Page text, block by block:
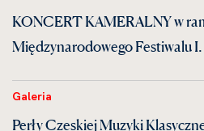
KONCERT KAMERALNY w
Międzynarodowego Festiwalu I.
Galeria
Perły Czeskiej Muzyki